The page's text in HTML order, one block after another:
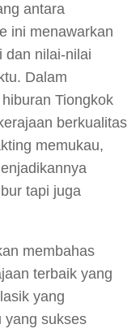
antara
ini menawarkan
dan nilai-nilai
Dalam
Tiongkok
berkualitas
memukau,
tapi juga
membahas
terbaik yang
yang
yang sukses